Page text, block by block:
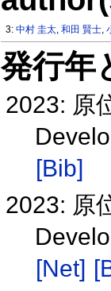
3:中村 圭太,和田 賢士,
発行年
2023: 原
[Bib]
2023: 原
[Net]